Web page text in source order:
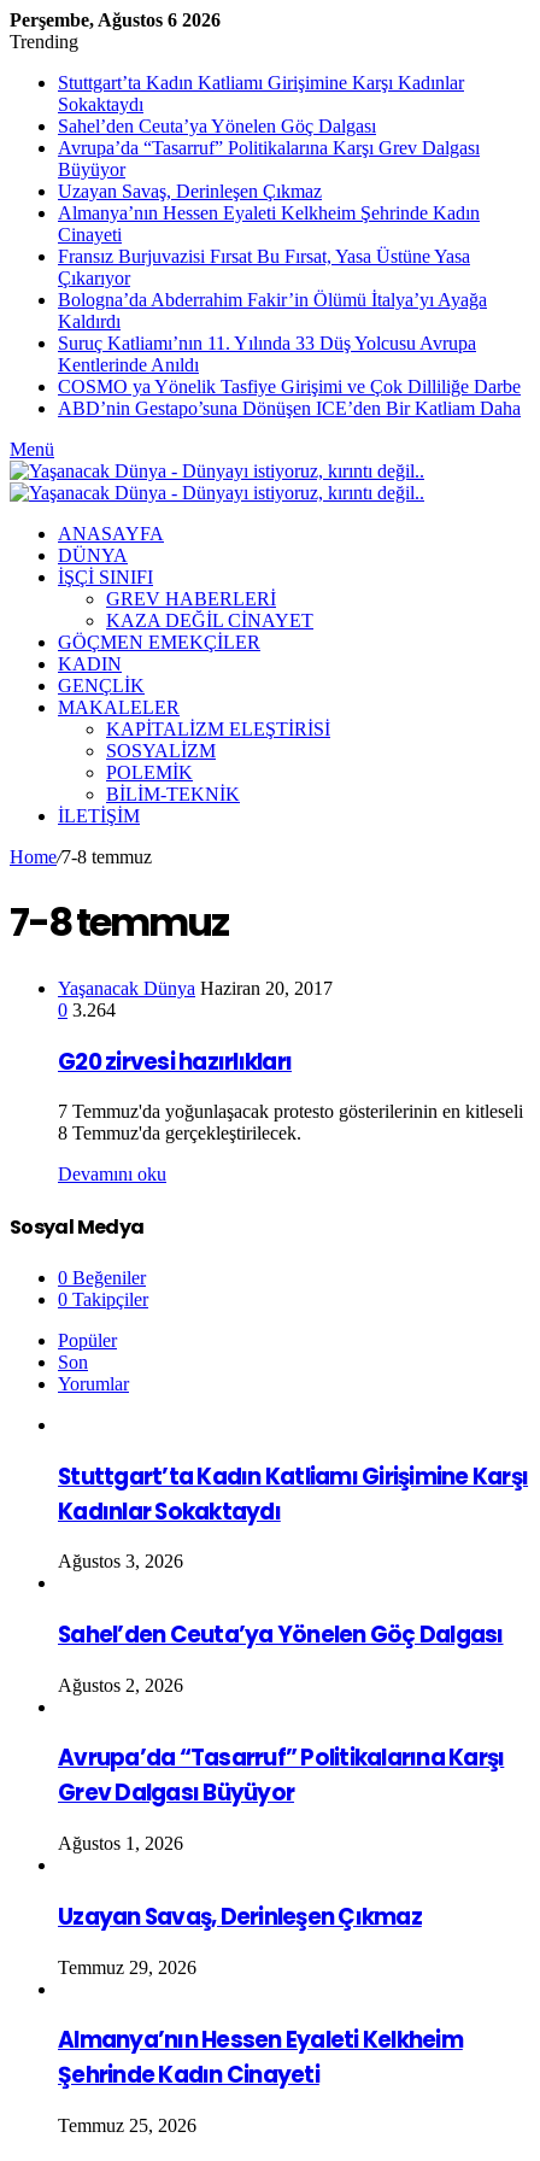
Perşembe, Ağustos 6 2026
Trending
Stuttgart’ta Kadın Katliamı Girişimine Karşı Kadınlar
Sokaktaydı
Sahel’den Ceuta’ya Yönelen Göç Dalgası
Avrupa’da “Tasarruf” Politikalarına Karşı Grev Dalgası
Büyüyor
Uzayan Savaş, Derinleşen Çıkmaz
Almanya’nın Hessen Eyaleti Kelkheim Şehrinde Kadın
Cinayeti
Fransız Burjuvazisi Fırsat Bu Fırsat, Yasa Üstüne Yasa
Çıkarıyor
Bologna’da Abderrahim Fakir’in Ölümü İtalya’yı Ayağa
Kaldırdı
Suruç Katliamı’nın 11. Yılında 33 Düş Yolcusu Avrupa
Kentlerinde Anıldı
COSMO ya Yönelik Tasfiye Girişimi ve Çok Dilliliğe Darbe
ABD’nin Gestapo’suna Dönüşen ICE’den Bir Katliam Daha
Menü
ANASAYFA
DÜNYA
İŞÇİ SINIFI
GREV HABERLERİ
KAZA DEĞİL CİNAYET
GÖÇMEN EMEKÇİLER
KADIN
GENÇLİK
MAKALELER
KAPİTALİZM ELEŞTİRİSİ
SOSYALİZM
POLEMİK
BİLİM-TEKNİK
ILETIŞIM
Home/7-8 temmuz
7-8 temmuz
Yaşanacak Dünya Haziran 20, 2017
0 3.264
G20 zirvesi hazırlıkları
7 Temmuz'da yoğunlaşacak protesto gösterilerinin en kitleseli
8 Temmuz'da gerçekleştirilecek.
Devamını oku
Sosyal Medya
0 Beğeniler
0 Takipçiler
Popüler
Son
Yorumlar
Stuttgart’ta Kadın Katliamı Girişimine Karşı
Kadınlar Sokaktaydı
Ağustos 3, 2026
Sahel’den Ceuta’ya Yönelen Göç Dalgası
Ağustos 2, 2026
Avrupa’da “Tasarruf” Politikalarına Karşı
Grev Dalgası Büyüyor
Ağustos 1, 2026
Uzayan Savaş, Derinleşen Çıkmaz
Temmuz 29, 2026
Almanya’nın Hessen Eyaleti Kelkheim
Şehrinde Kadın Cinayeti
Temmuz 25, 2026